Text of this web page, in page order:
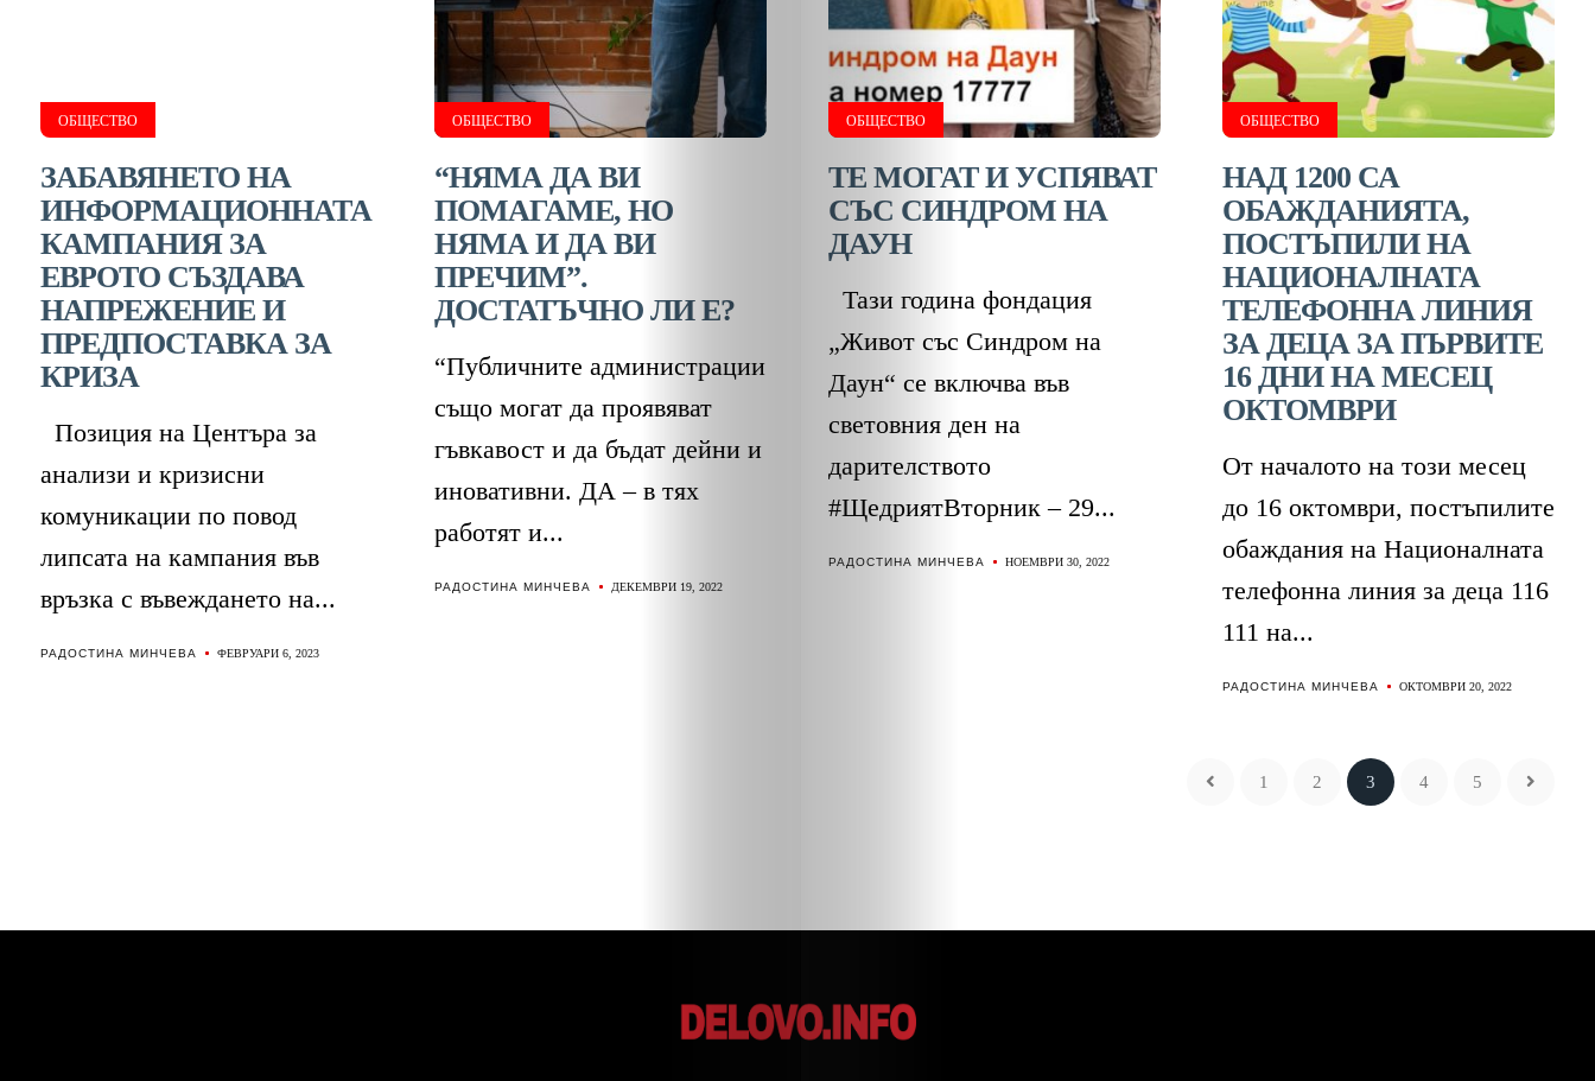
УСПЕХ
ОБЩЕСТВО
ОНЛАЙН
ПАРИ
ПОТРЕБИТЕЛИТЕ
ПРОФЕСИИ
ПСИХОЛОГИЯ
ТРАНСПОРТ
ОБЩЕСТВО
ЗАБАВЯНЕТО НА
ИНФОРМАЦИОННАТА
КАМПАНИЯ ЗА
ЕВРОТО СЪЗДАВА
НАПРЕЖЕНИЕ И
ПРЕДПОСТАВКА ЗА
КРИЗА
Позиция на Центъра за
анализи и кризисни
комуникации по повод
липсата на кампания във
връзка с въвеждането на...
РАДОСТИНА МИНЧЕВА ФЕВРУАРИ 6, 2023
ОБЩЕСТВО
“НЯМА ДА ВИ
ПОМАГАМЕ, НО
НЯМА И ДА ВИ
ПРЕЧИМ”.
ДОСТАТЪЧНО ЛИ Е?
“Публичните администрации
също могат да проявяват
гъвкавост и да бъдат дейни и
иновативни. ДА – в тях
работят и...
РАДОСТИНА МИНЧЕВА ДЕКЕМВРИ 19, 2022
ОБЩЕСТВО
ТЕ МОГАТ И УСПЯВАТ
СЪС СИНДРОМ НА
ДАУН
Тази година фондация
„Живот със Синдром на
Даун“ се включва във
световния ден на
дарителството
#ЩедриятВторник – 29...
РАДОСТИНА МИНЧЕВА НОЕМВРИ 30, 2022
ОБЩЕСТВО
НАД 1200 СА
ОБАЖДАНИЯТА,
ПОСТЪПИЛИ НА
НАЦИОНАЛНАТА
ТЕЛЕФОННА ЛИНИЯ
ЗА ДЕЦА ЗА ПЪРВИТЕ
16 ДНИ НА МЕСЕЦ
ОКТОМВРИ
От началото на този месец
до 16 октомври, постъпилите
обаждания на Националната
телефонна линия за деца 116
111 на...
РАДОСТИНА МИНЧЕВА ОКТОМВРИ 20, 2022
1 2 3 4 5